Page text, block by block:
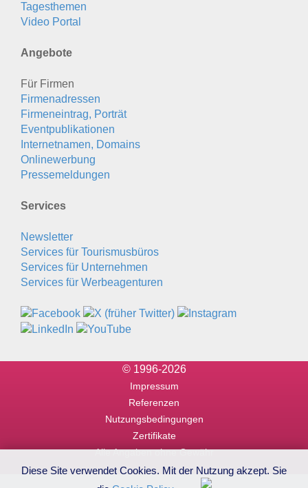
Tagesthemen
Video Portal
Angebote
Für Firmen
Firmenadressen
Firmeneintrag, Porträt
Eventpublikationen
Internetnamen, Domains
Onlinewerbung
Pressemeldungen
Services
Newsletter
Services für Tourismusbüros
Services für Unternehmen
Services für Werbeagenturen
© 1996-2026
Impressum
Referenzen
Nutzungsbedingungen
Zertifikate
Alle Angaben ohne Gewähr
Diese Site verwendet Cookies. Mit der Nutzung akzept. Sie